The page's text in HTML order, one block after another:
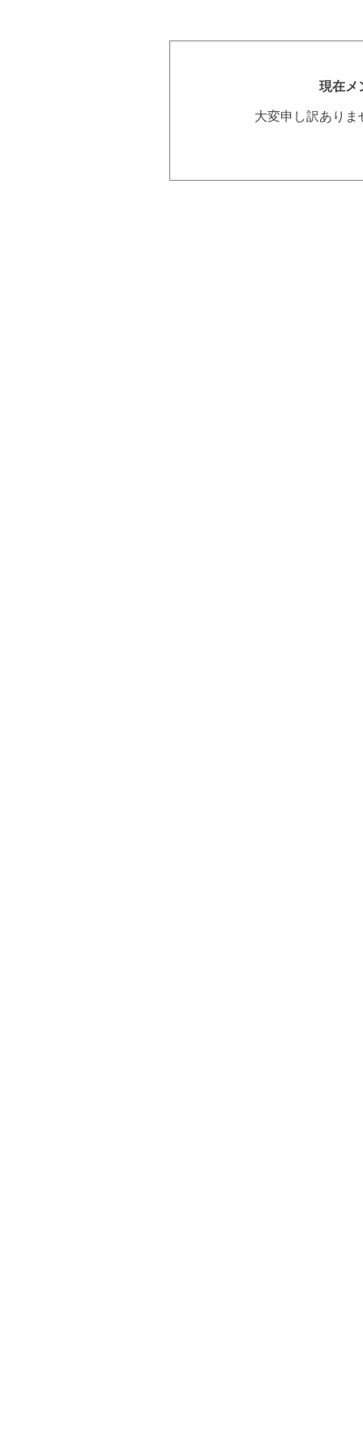
現在メ
大変申し訳あり